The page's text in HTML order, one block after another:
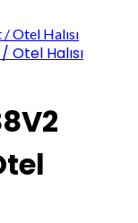
Otel Halısı